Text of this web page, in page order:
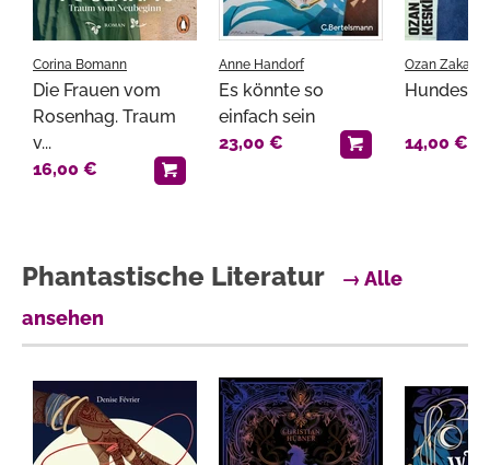
Corina Bomann
Die Frauen vom
Rosenhag. Traum
v...
16,00 €
Anne Handorf
Es könnte so
einfach sein
23,00 €
Ozan
14,00 €
Phantastische Literatur
→ Alle
ansehen